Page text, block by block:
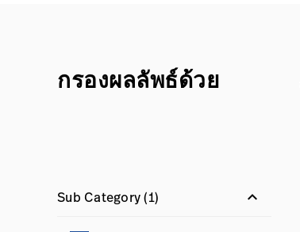
กรองผลลัพธ์ด้วย
Sub Category(1) keyboard_arrow_down